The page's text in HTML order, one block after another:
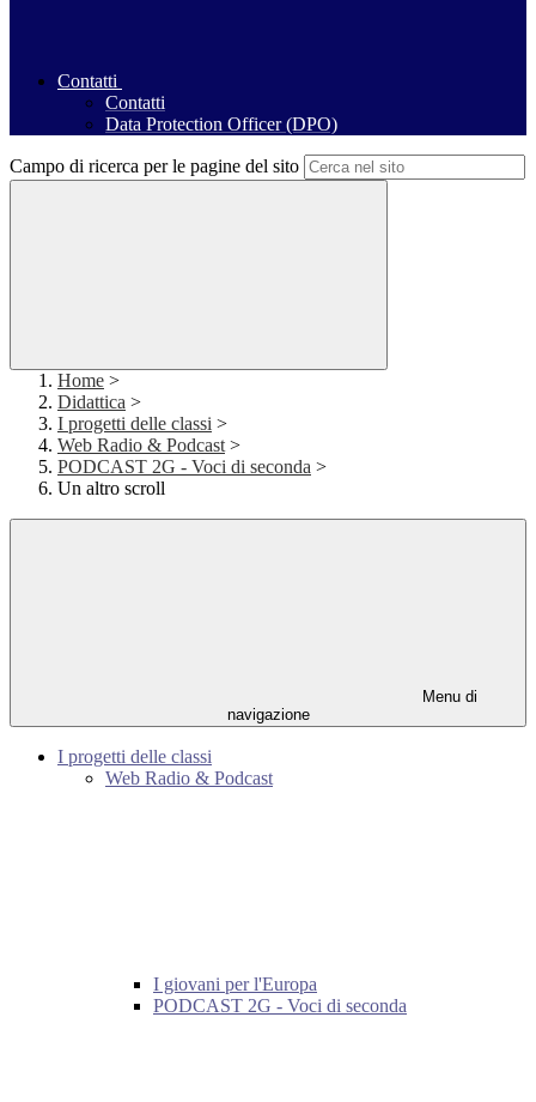
Contatti
Contatti
Data Protection Officer (DPO)
Campo di ricerca per le pagine del sito
Home >
Didattica >
I progetti delle classi >
Web Radio & Podcast >
PODCAST 2G - Voci di seconda >
Un altro scroll
Menu di
navigazione
I progetti delle classi
Web Radio & Podcast
I giovani per l'Europa
PODCAST 2G - Voci di seconda